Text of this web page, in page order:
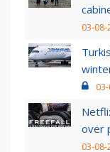
03-08-
over
03-08-